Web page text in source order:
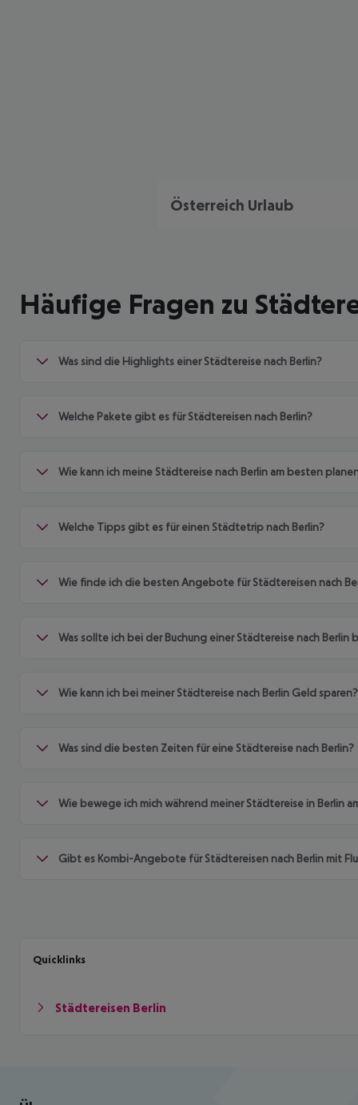
Österreich Urlaub
Häufige Fragen zu
Was sind die Highlights einer Städtereise nach Berlin?
Welche Pakete gibt es für Städtereisen nach Berlin?
Wie kann ich meine Städtereise nach Berlin am besten
Welche Tipps gibt es für einen Städtetrip nach Berlin?
Wie finde ich die besten Angebote für Städtereisen nach
Was sollte ich bei der Buchung einer Städtereise nach Berlin
Wie kann ich bei meiner Städtereise nach Berlin Geld sparen?
Was sind die besten Zeiten für eine Städtereise nach Berlin?
Wie bewege ich mich während meiner Städtereise in Berlin
Gibt es Kombi-Angebote für Städtereisen nach Berlin mit
Quicklinks
Städtereisen Berlin